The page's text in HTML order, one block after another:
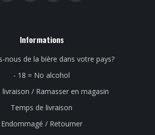
Informations
nous de la bière dans votre pays?
- 18 = No alcohol
livraison / Ramasser en magasin
Temps de livraison
Endommagé / Retourner